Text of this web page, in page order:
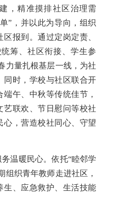
，精准摸排社区治理需
”，并以此为导向，组织
报到。通过定岗定责、
筹、社区衔接、学生参
力量扎根基层一线，为社
同时，学校与社区联合开
午、中秋等传统佳节，
艺联欢、节日慰问等校社
心，营造校社同心、守望
温暖民心。依托“睦邻学
组织青年教师走进社区，
生、应急救护、生活技能